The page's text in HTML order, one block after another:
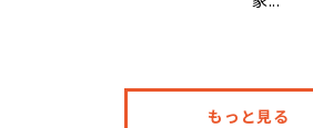
もっと見る